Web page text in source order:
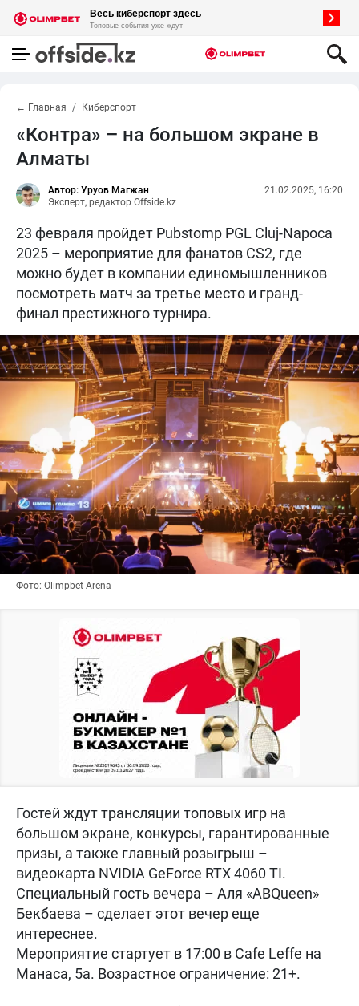
← Главная Киберспорт
«Контра» – на большом экране в
Алматы
Автор: Уруов Магжан
Эксперт, редактор Offside.kz
21.02.2025, 16:20
23 февраля пройдет Pubstomp PGL Cluj-Napoca
2025 – мероприятие для фанатов CS2, где
можно будет в компании единомышленников
посмотреть матч за третье место и гранд-
финал престижного турнира.
Фото: Olimpbet Arena
Гостей ждут трансляции топовых игр на
большом экране, конкурсы, гарантированные
призы, а также главный розыгрыш –
видеокарта NVIDIA GeForce RTX 4060 TI.
Специальный гость вечера – Аля «ABQueen»
Бекбаева – сделает этот вечер еще
интереснее.
Мероприятие стартует в 17:00 в Cafe Leffe на
Манаса, 5а. Возрастное ограничение: 21+.